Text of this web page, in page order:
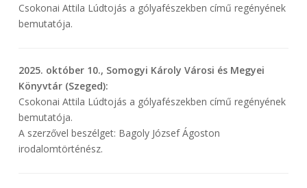
Csokonai Attila Lúdtojás a gólyafészekben című regényének
bemutatója.
2025. október 10., Somogyi Károly Városi és Megyei
Könyvtár (Szeged):
Csokonai Attila Lúdtojás a gólyafészekben című regényének
bemutatója.
A szerzővel beszélget: Bagoly József Ágoston
irodalomtörténész.